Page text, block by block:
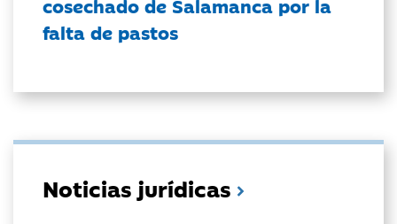
falta de pastos
Noticias jurídicas